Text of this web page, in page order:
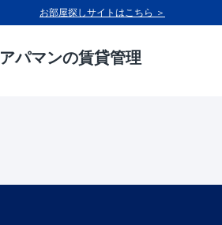
お部屋探しサイトはこちら ＞
アパマンの賃貸管理